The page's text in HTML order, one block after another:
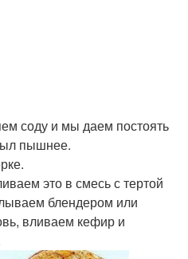
соду и мы даем постоять
пышнее.
это в смесь с тертой
блендером или
вливаем кефир и